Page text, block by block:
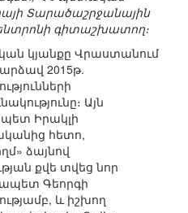
Տարածաշրջանային
գիտաշխատող։
կյանքը Վրաստանում
2015թ.
Այն
Իրակլի
հետո,
ձայնով
քվե տվեց նոր
Գեորգի
և իշխող